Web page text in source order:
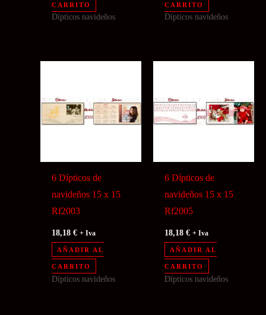
CARRITO
Dípticos navideños
CARRITO
Dípticos navideños
6 Dípticos de
navideños 15 x 15
Rf2003
18,18€ + Iva
AÑADIR AL
CARRITO
Dípticos navideños
6 Dípticos de
navideños 15 x 15
Rf2005
18,18€ + Iva
AÑADIR AL
CARRITO
Dípticos navideños